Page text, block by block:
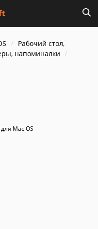
Рабочий стол,
напоминалки
Mac OS